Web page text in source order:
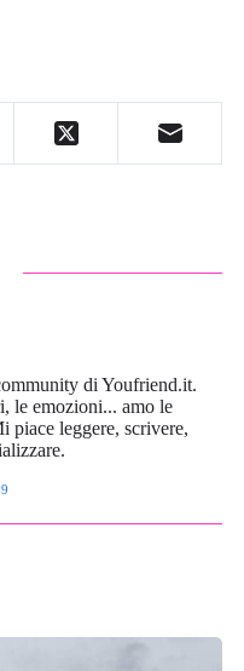
di Youfriend.it.
le emozioni... amo le
piace leggere, scrivere,